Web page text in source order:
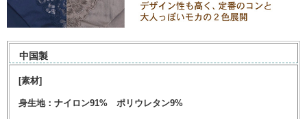
中国製
[素材]
身生地：ナイロン91% ポリウレタン9%